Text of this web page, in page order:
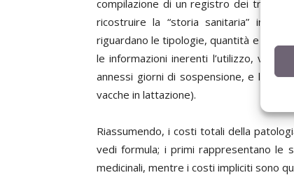
compilazione di un registro dei
ricostruire la “storia sanitaria”
riguardano le tipologie, quantità e costo
le informazioni inerenti l’utilizzo, vale
annessi giorni di sospensione, e la
vacche in lattazione).
Riassumendo, i costi totali della
vedi formula; i primi rappresentano le
medicinali, mentre i costi impliciti sono